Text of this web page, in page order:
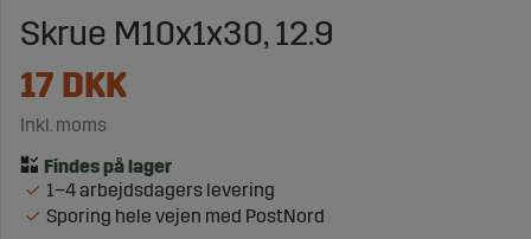
Skrue M10x1x30, 12.9
17 DKK
Inkl. moms
1–4 arbejdsdagers levering
Sporing hele vejen med PostNord